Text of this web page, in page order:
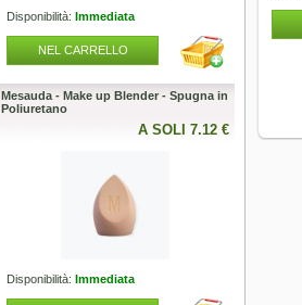
Disponibilità: Immediata
NEL CARRELLO
Mesauda - Make up Blender - Spugna in
Poliuretano
A SOLI 7.12 €
Disponibilità: Immediata